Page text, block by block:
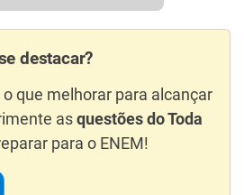
destacar?
que melhorar para alcançar
as questões do Toda
para o ENEM!